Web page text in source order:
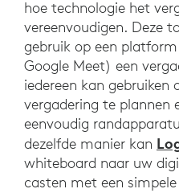
hoe technologie het
vereenvoudigen. Deze
gebruik op een
Google Meet) een
iedereen kan
vergadering te plannen
eenvoudig
dezelfde manier kan
whiteboard naar uw
casten met een